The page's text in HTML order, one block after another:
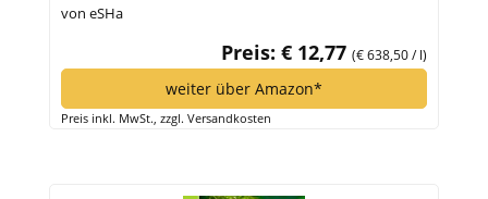
von eSHa
Preis: € 12,77(€ 638,50 / l)
weiter über Amazon*
Preis inkl. MwSt., zzgl. Versandkosten